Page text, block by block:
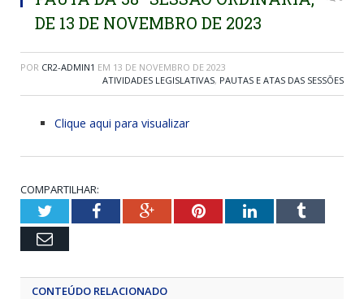
DE 13 DE NOVEMBRO DE 2023
POR CR2-ADMIN1 EM 13 DE NOVEMBRO DE 2023
ATIVIDADES LEGISLATIVAS, PAUTAS E ATAS DAS SESSÕES
Clique aqui para visualizar
COMPARTILHAR:
TwitterFacebookGoogle+PinterestLinkedInTumblr
Email
CONTEÚDO RELACIONADO